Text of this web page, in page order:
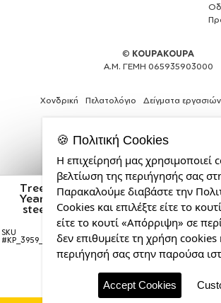
Tree, i wish you a merry christmas
Year!!! xoxoxo, Μεταλλικό παγούρι
steel) Ασημένιο με ξύλινο καπακι
τοιχώματος, 350ml
SKU
#KP_3959_350ssBabmbooThermoSilver
Η
courier έως
Σημείωση:Η
© KOUPAKOUPA
Α.Μ. ΓΕΜΗ 065935903000
Χονδρική Πελατολόγιο Δείγματα εργασιών
Web
Design,
Social
Media
&
SEO
Agency
από
την
CDL.gr
🍪 Πολιτική Cookies
Η επιχείρησή μας χρησιμοποιεί
βελτίωση της περιήγησής σας
Παρακαλούμε διαβάστε την
Cookies και επιλέξτε είτε το
είτε το κουτί «Απόρριψη» σε
δεν επιθυμείτε τη χρήση cookies
περιήγησή σας στην παρούσα
Accept Cookies